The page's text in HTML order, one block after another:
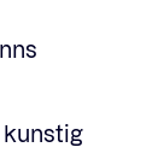
kunstig